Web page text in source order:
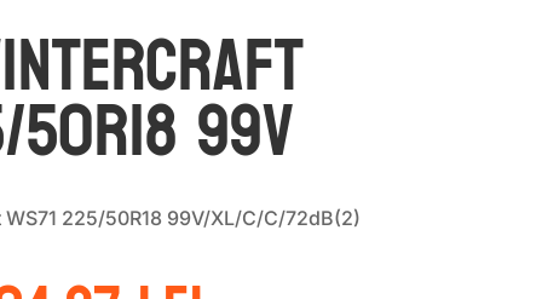
99V
225/50R18 99V/XL/C/C/72dB(2)